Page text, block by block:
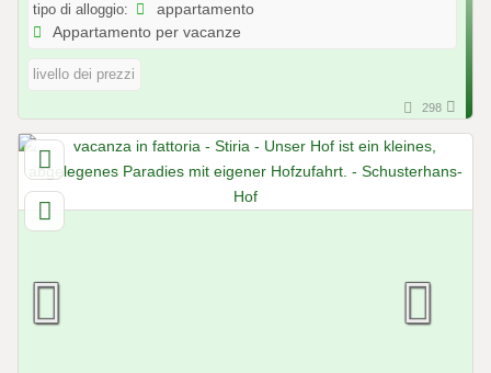
tipo di alloggio:
appartamento
Appartamento per vacanze
livello dei prezzi
298